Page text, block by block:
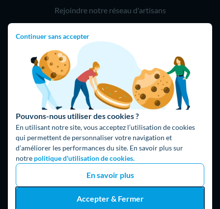
Continuer sans accepter
Pouvons-nous utiliser des cookies ?
En utilisant notre site, vous acceptez l’utilisation de cookies
qui permettent de personnaliser votre navigation et
d’améliorer les performances du site. En savoir plus sur
notre politique d'utilisation de cookies.
En savoir plus
Accepter & Fermer
Rejoindre notre réseau d'artisans
Hello !
09 75 18 60 60
(8h-21h)
75018 Paris
Fait avec ⚡ par Hello Watt
© 2026 Hello Watt |CGU|Mentions légales